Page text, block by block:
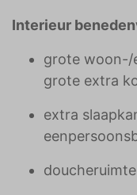
Interieur
grote woon-/
grote extra
extra